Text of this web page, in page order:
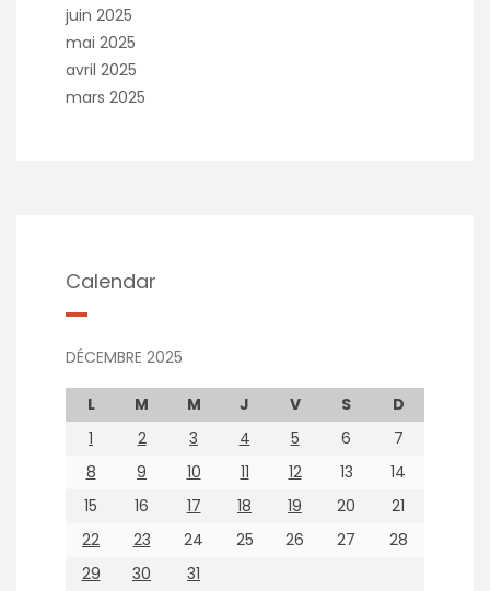
juin 2025
mai 2025
avril 2025
mars 2025
Calendar
DÉCEMBRE 2025
L M M J V S
D
1
2 3 4 5 6
7
8
9 10 11 12 13
14
15
16 17 18 19 20
21
22
23 24 25 26 27
28
29
30
31